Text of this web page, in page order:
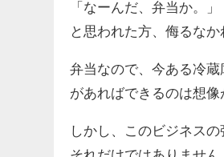
「なーんだ、弁当か。」
と思われた方、侮るなか
弁当なので、今ある冷
があればできるのは想像
しかし、このビジネスの
それだけではありません